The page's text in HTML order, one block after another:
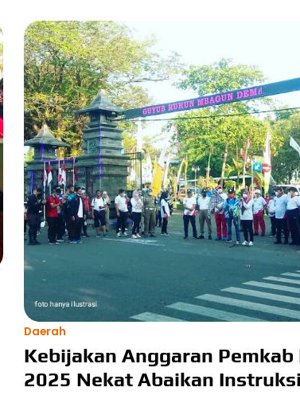
Daerah
Kebijakan Anggaran Pemkab
2025 Nekat Abaikan